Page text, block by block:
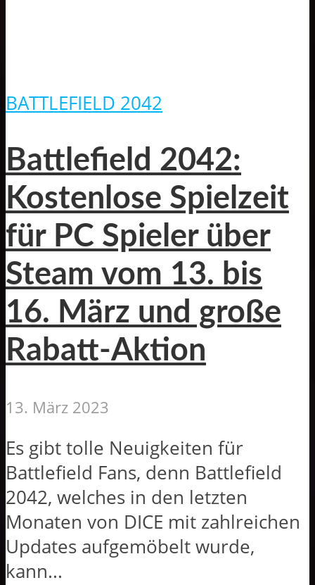
BATTLEFIELD 2042
Battlefield 2042:
Kostenlose Spielzeit
für PC Spieler über
Steam vom 13. bis
16. März und große
Rabatt-Aktion
13. März 2023
Es gibt tolle Neuigkeiten für
Battlefield Fans, denn Battlefield
2042, welches in den letzten
Monaten von DICE mit zahlreichen
Updates aufgemöbelt wurde,
kann...